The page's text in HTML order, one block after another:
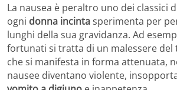
La nausea è peraltro uno dei classici
ogni donna incintasperimenta per
lunghi della sua gravidanza. Ad
fortunati si tratta di un malessere
che si manifesta in forma attenuata,
nausee diventano violente,